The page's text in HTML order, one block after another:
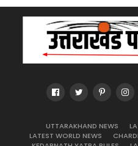
UTTARAKHAND NEWS
LATEST WORLD NEWS